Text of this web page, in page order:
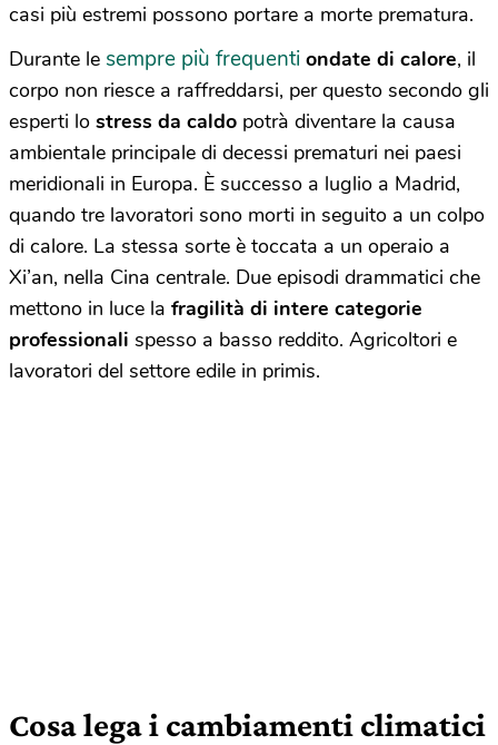
casi più estremi possono portare a morte prematura.
Durante le sempre più frequenti ondate di calore, il
corpo non riesce a raffreddarsi, per questo secondo gli
esperti lo stress da caldo potrà diventare la causa
ambientale principale di decessi prematuri nei paesi
meridionali in Europa. È successo a luglio a Madrid,
quando tre lavoratori sono morti in seguito a un colpo
di calore. La stessa sorte è toccata a un operaio a
Xi’an, nella Cina centrale. Due episodi drammatici che
mettono in luce la fragilità di intere categorie
professionali spesso a basso reddito. Agricoltori e
lavoratori del settore edile in primis.
Cosa lega i cambiamenti climatici